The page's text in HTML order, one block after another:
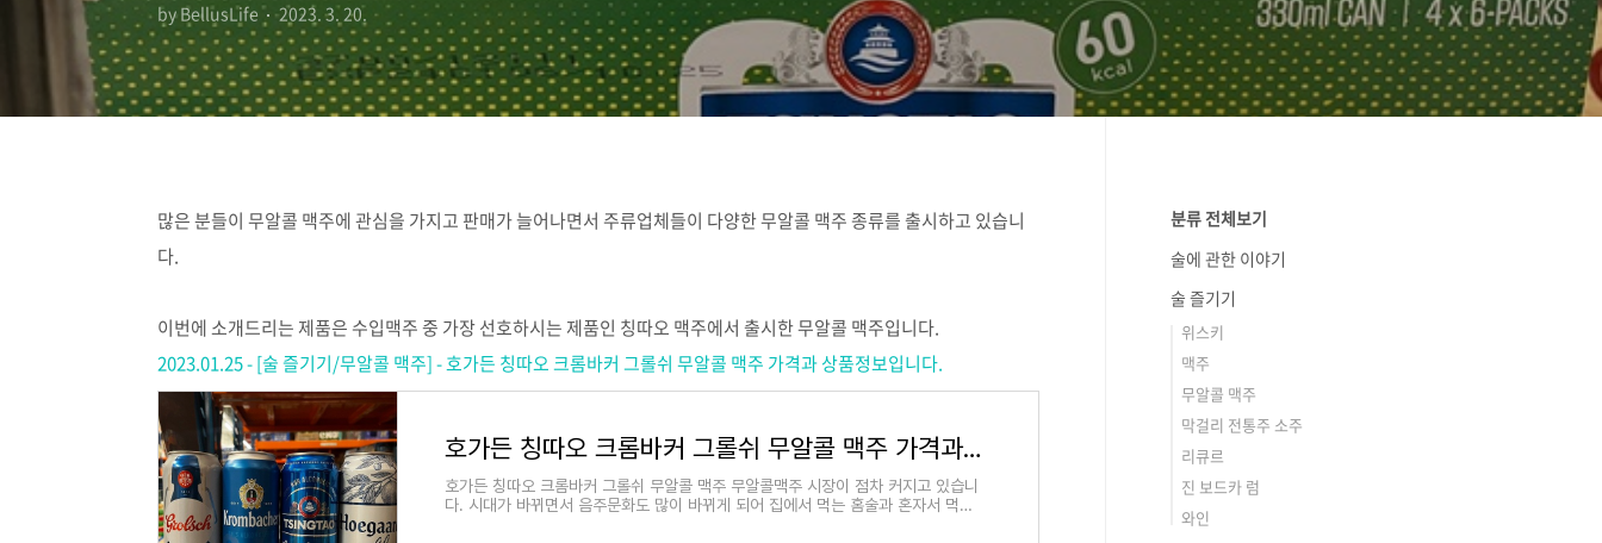
by BellusLife 2023. 3. 20.
많은 분들이 무알콜 맥주에 관심을 가지고 판매가 늘어나면서 주류업체들이 다양한 무알콜 맥주 종류를 출시하고 있습니
다.
이번에 소개드리는 제품은 수입맥주 중 가장 선호하시는 제품인 칭따오 맥주에서 출시한 무알콜 맥주입니다.
2023.01.25 - [술 즐기기/무알콜 맥주] - 호가든 칭따오 크롬바커 그롤쉬 무알콜 맥주 가격과 상품정보입니다.
호가든 칭따오 크롬바커 그롤쉬 무알콜 맥주 가격과 상품정보입니다.
호가든 칭따오 크롬바커 그롤쉬 무알콜 맥주 무알콜맥주 시장이 점차 커지고 있습니
다. 시대가 바뀌면서 음주문화도 많이 바뀌게 되어 집에서 먹는 홈술과 혼자서 먹는
분류 전체보기
술에 관한 이야기
술 즐기기
위스키
맥주
무알콜 맥주
막걸리 전통주 소주
리큐르
진 보드카 럼
와인